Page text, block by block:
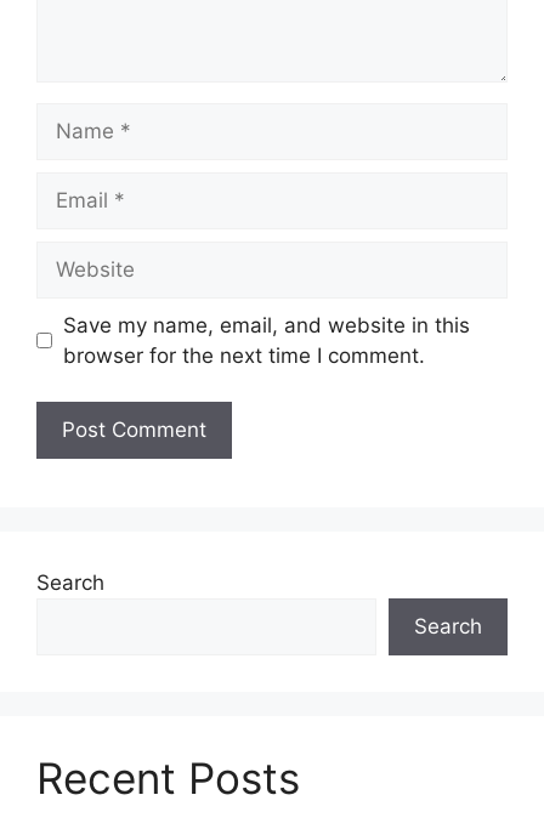
Save my name, email, and website in this
browser for the next time I comment.
Search
Search
Recent Posts